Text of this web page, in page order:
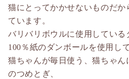
猫にとってかかせないものだか
ています。
バリバリボウルに使用している
100％紙のダンボールを使用し
猫ちゃんが毎日使う、猫ちゃん
のつめとぎ、